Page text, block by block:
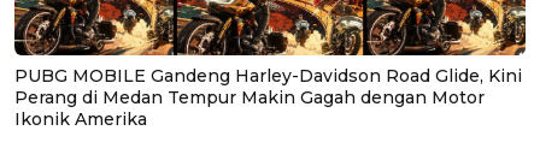
PUBG MOBILE Gandeng Harley-Davidson Road Glide, Kini
Perang di Medan Tempur Makin Gagah dengan Motor
Ikonik Amerika